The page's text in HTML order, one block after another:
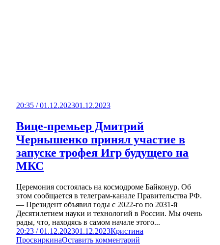
20:35 / 01.12.202301.12.2023
Вице-премьер Дмитрий
Чернышенко принял участие в
запуске трофея Игр будущего на
МКС
Церемония состоялась на космодроме Байконур. Об
этом сообщается в телеграм-канале Правительства РФ.
— Президент объявил годы с 2022-го по 2031-й
Десятилетием науки и технологий в России. Мы очень
рады, что, находясь в самом начале этого...
20:23 / 01.12.202301.12.2023Кристина
ПросвиркинаОставить комментарий